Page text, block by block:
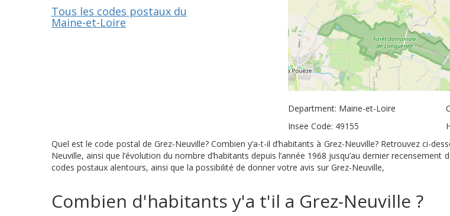
Tous les codes postaux du
Maine-et-Loire
Department: Maine-et-Loire
Insee Code: 49155
Quel est le code postal de Grez-Neuville? Combien y’a-t-il d’habitants à Grez-Neuville? Retrouvez ci-
Neuville, ainsi que l’évolution du nombre d’habitants depuis l’année 1968 jusqu’au dernier
codes postaux alentours, ainsi que la possibilité de donner votre avis sur Grez-Neuville,
Combien d'habitants y'a t'il a Grez-Neuville ?